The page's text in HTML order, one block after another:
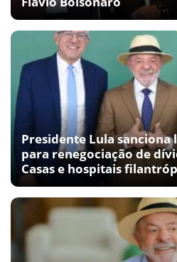
Presidente Lula sanciona
para renegociação de
Casas e hospitais